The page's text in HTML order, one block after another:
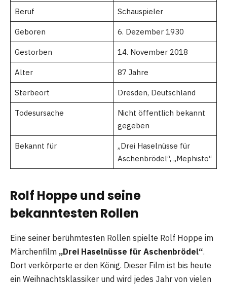
Beruf Schauspieler
Geboren 6. Dezember 1930
Gestorben 14. November 2018
Alter 87 Jahre
Sterbeort Dresden, Deutschland
Todesursache
Nicht öffentlich bekannt
gegeben
Bekannt für
„Drei Haselnüsse für
Aschenbrödel“, „Mephisto“
Rolf Hoppe und seine
bekanntesten Rollen
Eine seiner berühmtesten Rollen spielte Rolf Hoppe im
Märchenfilm „Drei Haselnüsse für Aschenbrödel“.
Dort verkörperte er den König. Dieser Film ist bis heute
ein Weihnachtsklassiker und wird jedes Jahr von vielen